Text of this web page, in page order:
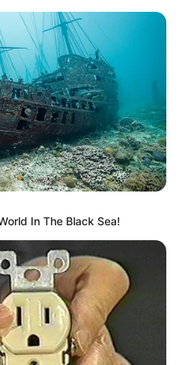
In The Black Sea!